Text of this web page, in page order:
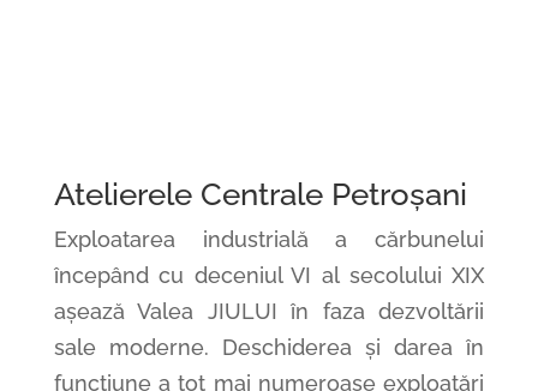
Atelierele Centrale Petroșani
Exploatarea industrială a cărbunelui
începând cu deceniul VI al secolului XIX
așează Valea JIULUI în faza dezvoltării
sale moderne. Deschiderea și darea în
funcțiune a tot mai numeroase exploatări